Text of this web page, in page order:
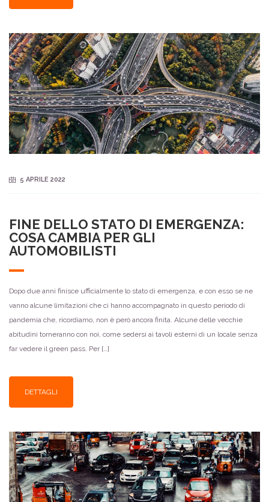
5 APRILE 2022
FINE DELLO STATO DI EMERGENZA:
COSA CAMBIA PER GLI
AUTOMOBILISTI
Dopo due anni finisce ufficialmente lo stato di emergenza, e con esso se ne
vanno alcune limitazioni che ci hanno accompagnato in questo periodo di
pandemia che, ricordiamo, non è però ancora finita. Alcune delle vecchie
abitudini torneranno con noi, come sedersi ai tavoli esterni di un locale senza
far vedere il green pass. Per […]
DETTAGLI